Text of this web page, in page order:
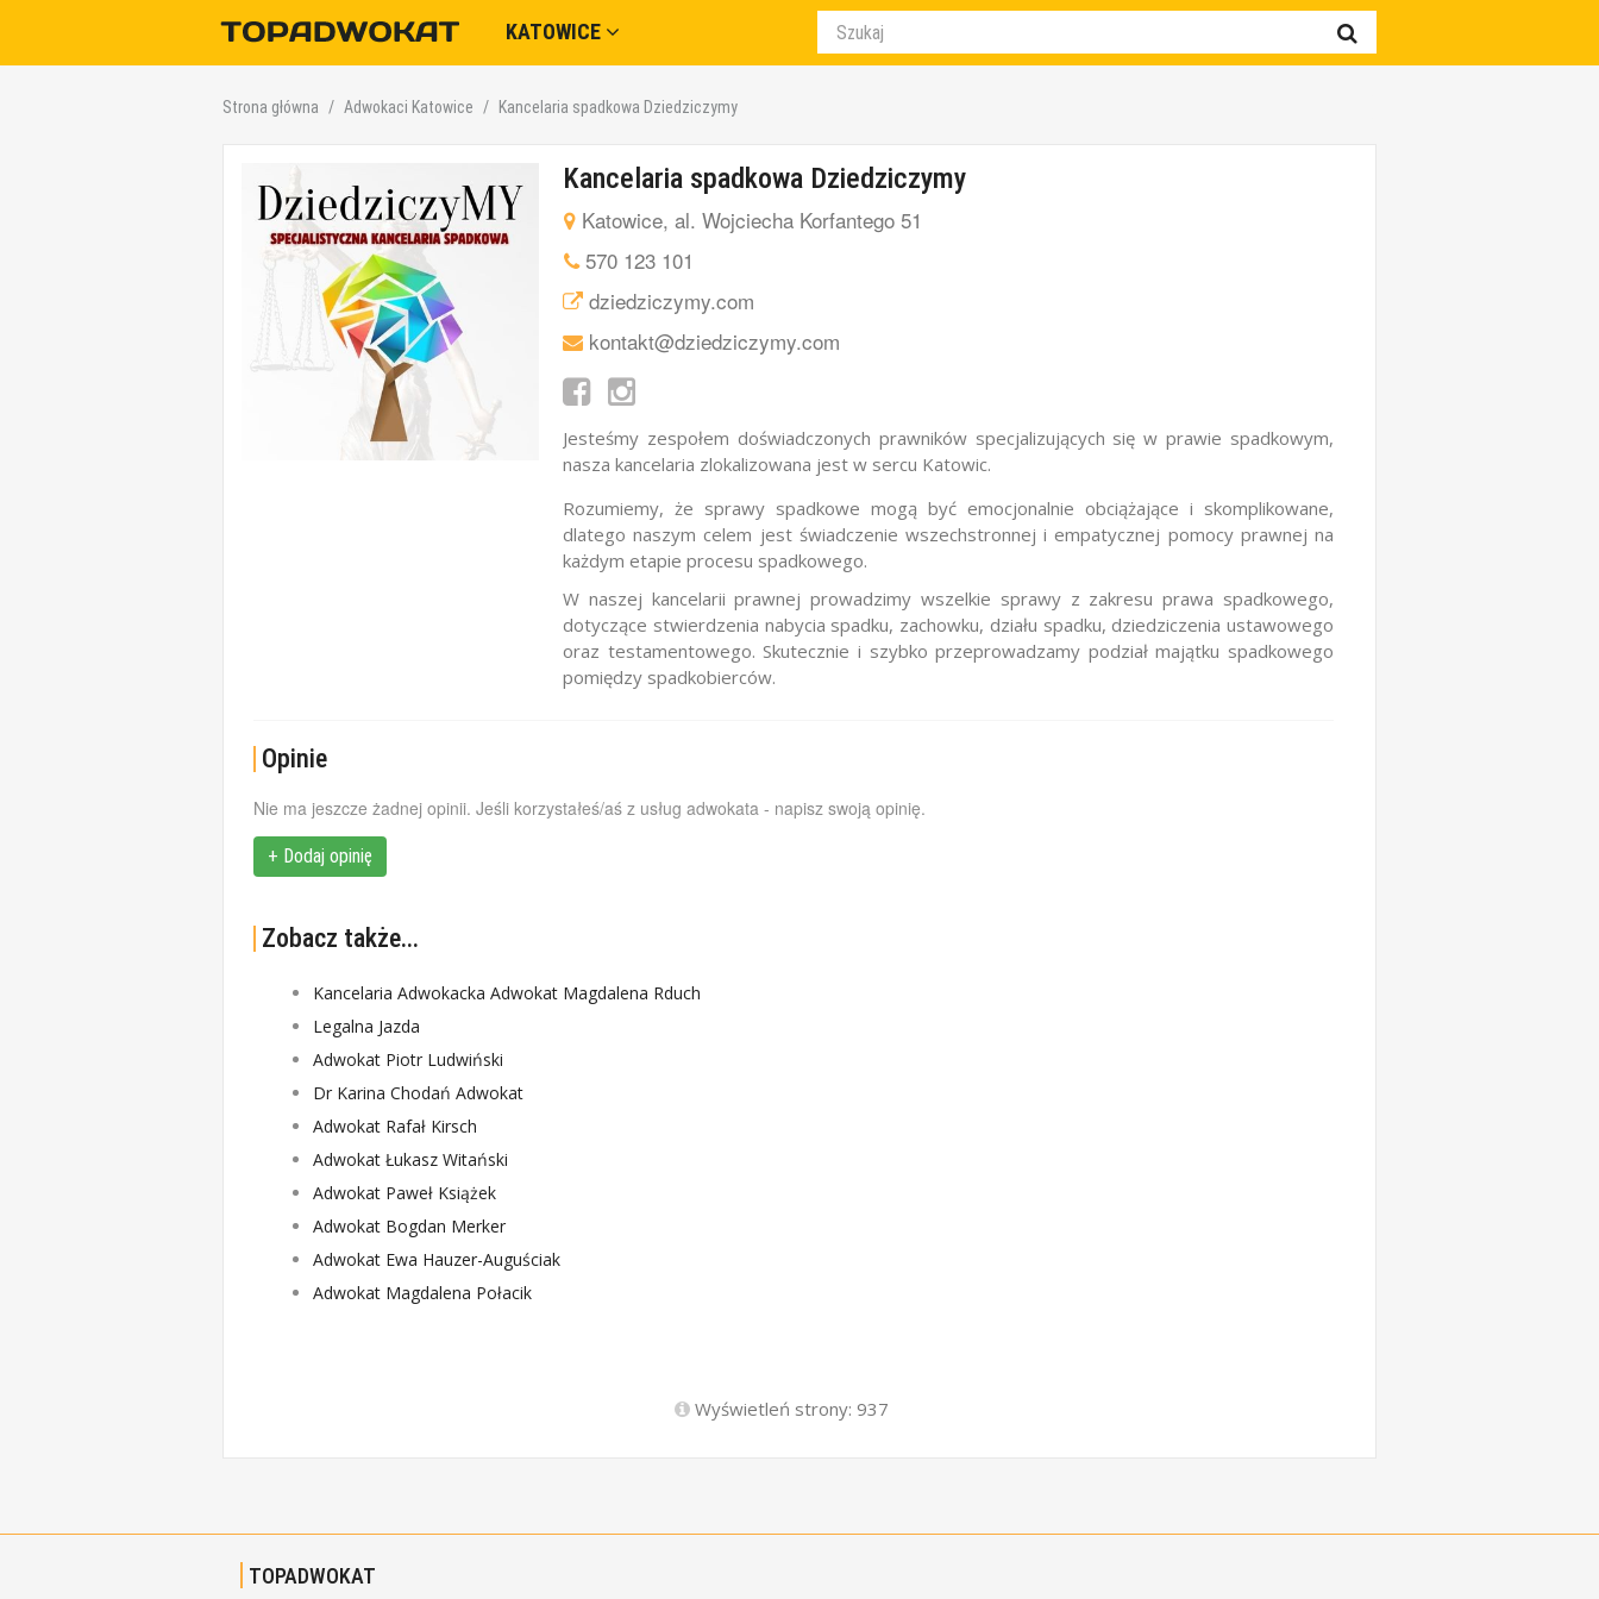
KATOWICE
Strona główna Adwokaci Katowice Kancelaria spadkowa Dziedziczymy
Kancelaria spadkowa Dziedziczymy
Katowice, al. Wojciecha Korfantego 51
570 123 101
dziedziczymy.com
kontakt@dziedziczymy.com
Jesteśmy zespołem doświadczonych prawników specjalizujących się w prawie spadkowym,
nasza kancelaria zlokalizowana jest w sercu Katowic.
Rozumiemy, że sprawy spadkowe mogą być emocjonalnie obciążające i skomplikowane,
dlatego naszym celem jest świadczenie wszechstronnej i empatycznej pomocy prawnej na
każdym etapie procesu spadkowego.
W naszej kancelarii prawnej prowadzimy wszelkie sprawy z zakresu prawa spadkowego,
dotyczące stwierdzenia nabycia spadku, zachowku, działu spadku, dziedziczenia ustawowego
oraz testamentowego. Skutecznie i szybko przeprowadzamy podział majątku spadkowego
pomiędzy spadkobierców.
Opinie
Nie ma jeszcze żadnej opinii. Jeśli korzystałeś/aś z usług adwokata - napisz swoją opinię.
+ Dodaj opinię
Zobacz także...
Kancelaria Adwokacka Adwokat Magdalena Rduch
Legalna Jazda
Adwokat Piotr Ludwiński
Dr Karina Chodań Adwokat
Adwokat Rafał Kirsch
Adwokat Łukasz Witański
Adwokat Paweł Książek
Adwokat Bogdan Merker
Adwokat Ewa Hauzer-Auguściak
Adwokat Magdalena Połacik
Wyświetleń strony: 937
TOPADWOKAT